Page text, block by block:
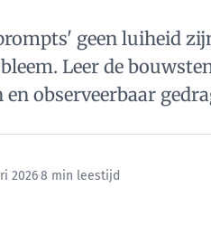
geen luiheid
Leer de
observeerbaar
2026·8 min leestijd